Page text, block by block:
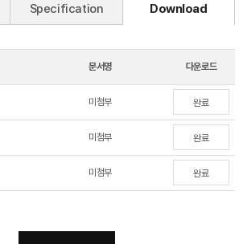
Specification Download
문서명 다운로드
미첨부 완료
미첨부 완료
미첨부 완료